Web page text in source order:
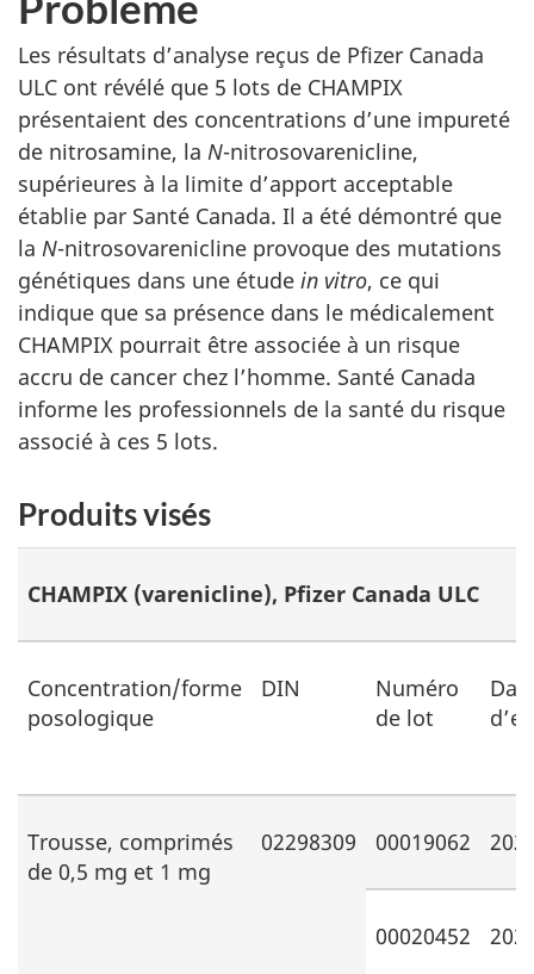
Les résultats d’analyse reçus de Pfizer Canada
ULC ont révélé que 5 lots de CHAMPIX
présentaient des concentrations d’une impureté
de nitrosamine, la N-nitrosovarenicline,
supérieures à la limite d’apport acceptable
établie par Santé Canada. Il a été démontré que
la N-nitrosovarenicline provoque des mutations
génétiques dans une étude in vitro, ce qui
indique que sa présence dans le médicalement
CHAMPIX pourrait être associée à un risque
accru de cancer chez l’homme. Santé Canada
informe les professionnels de la santé du risque
associé à ces 5 lots.
Produits visés
CHAMPIX (varenicline), Pfizer Canada ULC
Concentration/forme
posologique
DIN
Numéro
de lot
Trousse, comprimés
de 0,5 mg et 1 mg
02298309 00019062
00020452